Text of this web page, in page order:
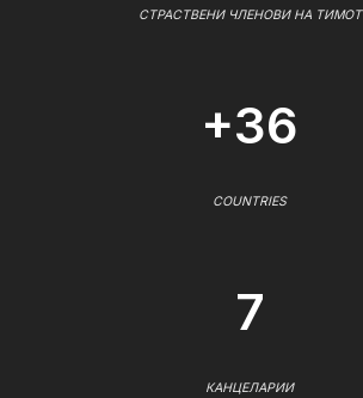
СТРАСТВЕНИ ЧЛЕНОВИ НА ТИМОТ
+36
COUNTRIES
7
КАНЦЕЛАРИИ